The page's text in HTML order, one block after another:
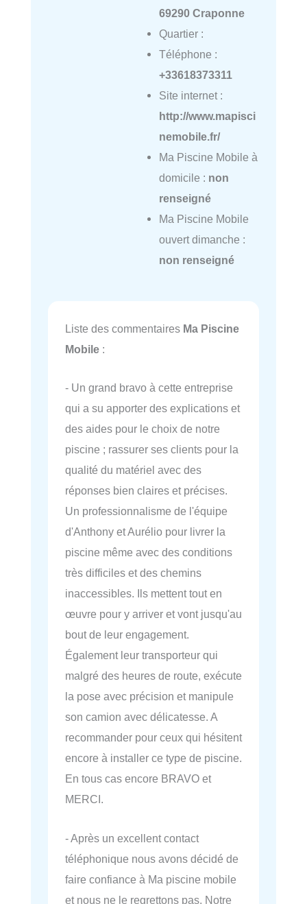
69290 Craponne
Quartier :
Téléphone :
+33618373311
Site internet :
http://www.mapisci
nemobile.fr/
Ma Piscine Mobile à
domicile : non
renseigné
Ma Piscine Mobile
ouvert dimanche :
non renseigné
Liste des commentaires Ma Piscine
Mobile :
- Un grand bravo à cette entreprise
qui a su apporter des explications et
des aides pour le choix de notre
piscine ; rassurer ses clients pour la
qualité du matériel avec des
réponses bien claires et précises.
Un professionnalisme de l'équipe
d'Anthony et Aurélio pour livrer la
piscine même avec des conditions
très difficiles et des chemins
inaccessibles. Ils mettent tout en
œuvre pour y arriver et vont jusqu'au
bout de leur engagement.
Également leur transporteur qui
malgré des heures de route, exécute
la pose avec précision et manipule
son camion avec délicatesse. A
recommander pour ceux qui hésitent
encore à installer ce type de piscine.
En tous cas encore BRAVO et
MERCI.
- Après un excellent contact
téléphonique nous avons décidé de
faire confiance à Ma piscine mobile
et nous ne le regrettons pas. Notre